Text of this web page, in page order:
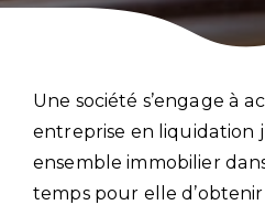
Une société s’engage à
entreprise en liquidation
ensemble immobilier
temps pour elle